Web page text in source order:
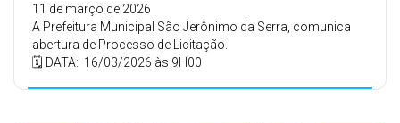
11 de março de 2026
A Prefeitura Municipal São Jerônimo da Serra, comunica
abertura de Processo de Licitação.
🗓️ DATA: 16/03/2026 às 9H00